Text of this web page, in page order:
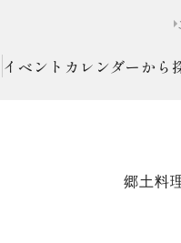
イベントカレンダーから
郷土料